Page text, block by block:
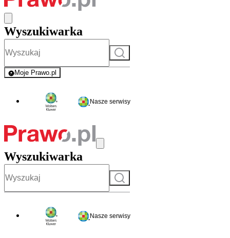
Wyszukiwarka
Szukaj
Moje Prawo.pl
- rejestracja i logowanie do serwisu
Nasze serwisy
Wyszukiwarka
Szukaj
Nasze serwisy